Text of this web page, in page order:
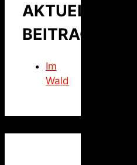
AKTUELLER
BEITRAG
Im
Wald